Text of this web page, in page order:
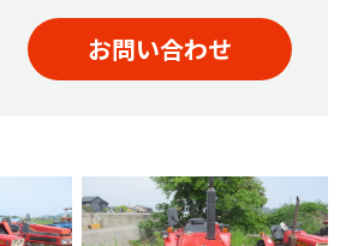
お問い合わせ